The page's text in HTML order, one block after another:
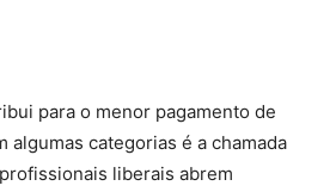
para o menor pagamento de
algumas categorias é a chamada
liberais abrem